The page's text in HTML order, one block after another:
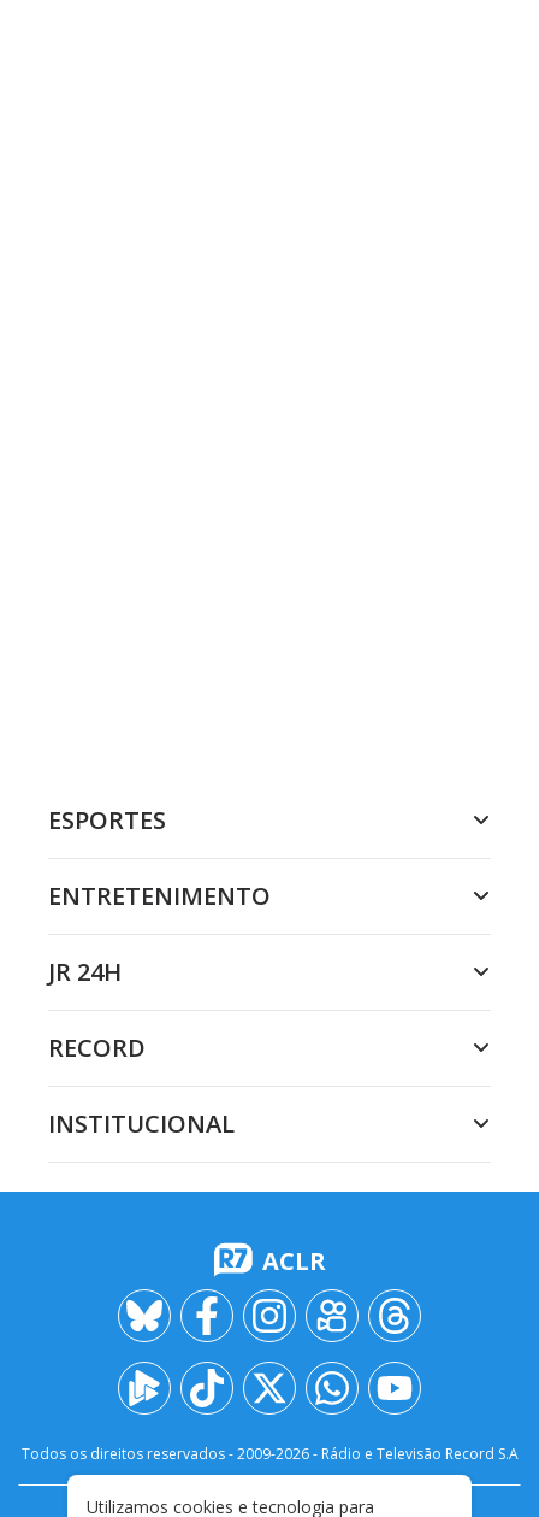
ESPORTES
ENTRETENIMENTO
JR 24H
RECORD
INSTITUCIONAL
ACLR
Todos os direitos reservados - 2009-2026- Rádio e Televisão Record S.A
Utilizamos cookies e tecnologia para